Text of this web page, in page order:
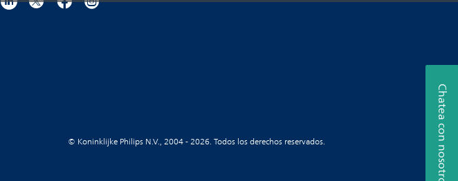
Chatea con nosotros
© Koninklijke Philips N.V., 2004 - 2026. Todos los derechos reservados.